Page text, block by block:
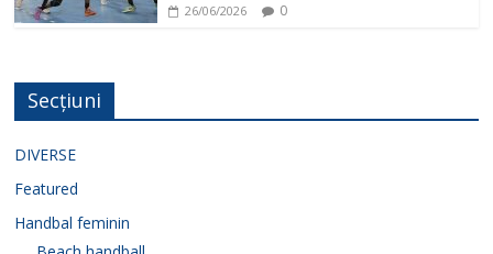
26/06/2026 0
Secțiuni
DIVERSE
Featured
Handbal feminin